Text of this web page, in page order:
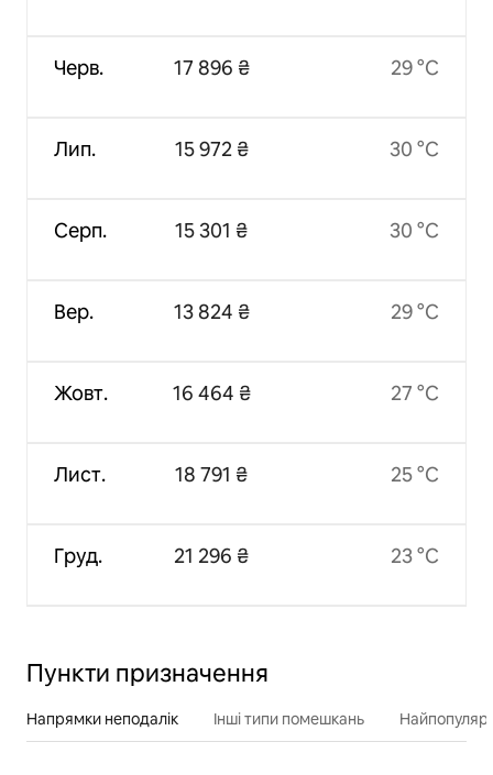
Черв.
Лип.
Серп.
Вер.
Жовт.
Лист.
Груд.
17 896 ₴
15 972 ₴
15 301 ₴
13 824 ₴
16 464 ₴
18 791 ₴
21 296 ₴
29 °C
30 °C
30 °C
29 °C
27 °C
25 °C
23 °C
Пункти призначення
Напрямки неподалік Інші типи помешкань